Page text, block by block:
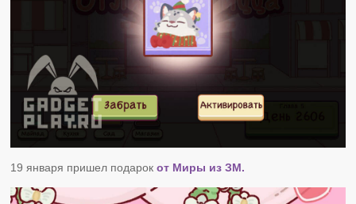
19 января пришел подарокот Миры из ЗМ.